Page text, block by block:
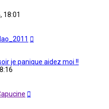
18:01
je panique aidez moi !!